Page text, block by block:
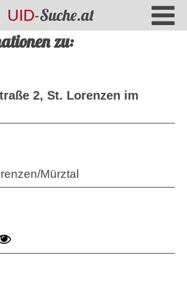
UID-Suche.at
zu:
2, St. Lorenzen im
Mürztal